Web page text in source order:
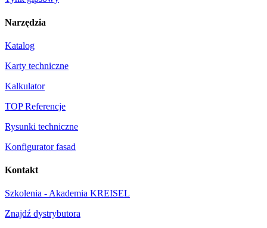
Narzędzia
Katalog
Karty techniczne
Kalkulator
TOP Referencje
Rysunki techniczne
Konfigurator fasad
Kontakt
Szkolenia - Akademia KREISEL
Znajdź dystrybutora